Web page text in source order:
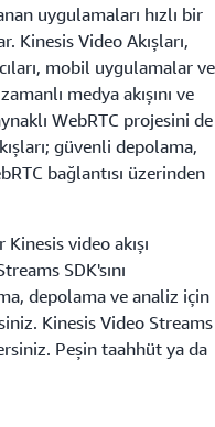
uygulamaları hızlı bir
Kinesis Video Akışları,
mobil uygulamalar ve
medya akışını ve
WebRTC projesini de
güvenli depolama,
bağlantısı üzerinden
video akışı
SDK'sını
depolama ve analiz için
Kinesis Video Streams
Peşin taahhüt ya da